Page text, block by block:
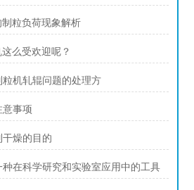
粒负荷现象解析
么受欢迎呢？
机轧辊问题的处理方
意事项
燥的目的
在科学研究和实验室应用中的工具